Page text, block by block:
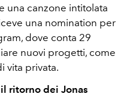
una canzone intitolata
una nomination per
dove conta 29
nuovi progetti, come
vita privata.
ritorno dei Jonas